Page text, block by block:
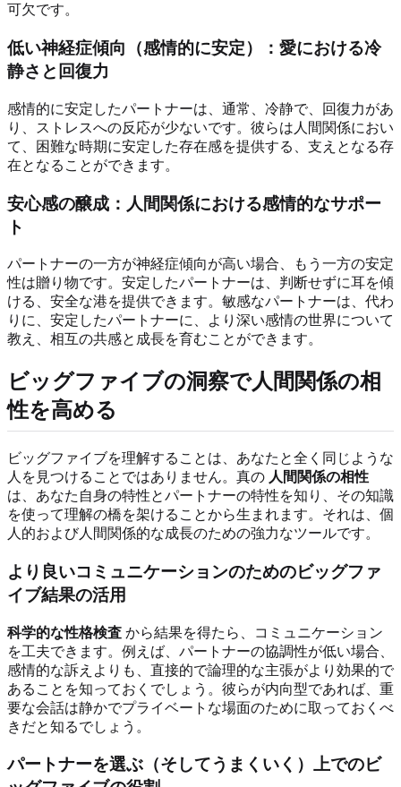
可欠です。
低い神経症傾向（感情的に安定）：愛における冷
静さと回復力
感情的に安定したパートナーは、通常、冷静で、回復力があ
り、ストレスへの反応が少ないです。彼らは人間関係におい
て、困難な時期に安定した存在感を提供する、支えとなる存
在となることができます。
安心感の醸成：人間関係における感情的なサポー
ト
パートナーの一方が神経症傾向が高い場合、もう一方の安定
性は贈り物です。安定したパートナーは、判断せずに耳を傾
ける、安全な港を提供できます。敏感なパートナーは、代わ
りに、安定したパートナーに、より深い感情の世界について
教え、相互の共感と成長を育むことができます。
ビッグファイブの洞察で人間関係の相
性を高める
ビッグファイブを理解することは、あなたと全く同じような
人を見つけることではありません。真の 人間関係の相性
は、あなた自身の特性とパートナーの特性を知り、その知識
を使って理解の橋を架けることから生まれます。それは、個
人的および人間関係的な成長のための強力なツールです。
より良いコミュニケーションのためのビッグファ
イブ結果の活用
科学的な性格検査 から結果を得たら、コミュニケーション
を工夫できます。例えば、パートナーの協調性が低い場合、
感情的な訴えよりも、直接的で論理的な主張がより効果的で
あることを知っておくでしょう。彼らが内向型であれば、重
要な会話は静かでプライベートな場面のために取っておくべ
きだと知るでしょう。
パートナーを選ぶ（そしてうまくいく）上でのビ